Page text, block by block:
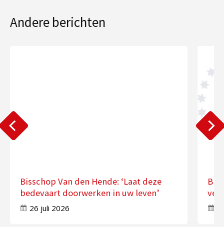
Andere berichten
Bisschop Van den Hende: ‘Laat deze
bedevaart doorwerken in uw leven’
26 juli 2026